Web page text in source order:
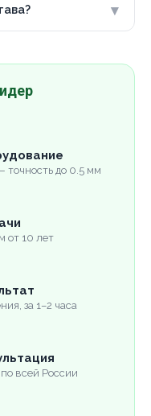
▾
точность до 0.5 мм
от 10 лет
за 1–2 часа
всей России